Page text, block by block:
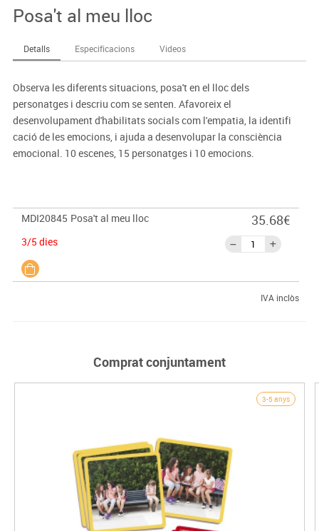
Posa't al meu lloc
Detalls Especificacions Videos
Observa les diferents situacions, posa't en el lloc dels
personatges i descriu com se senten. Afavoreix el
desenvolupament d'habilitats socials com l'empatia, la identifi
cació de les emocions, i ajuda a desenvolupar la consciència
emocional. 10 escenes, 15 personatges i 10 emocions.
MDI20845 Posa't al meu lloc
3/5 dies
35.68€
IVA inclòs
Comprat conjuntament
3-5 anys